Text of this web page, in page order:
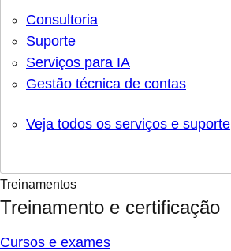
Consultoria
Suporte
Serviços para IA
Gestão técnica de contas
Veja todos os serviços e suporte
Treinamentos
Treinamento e certificação
Cursos e exames